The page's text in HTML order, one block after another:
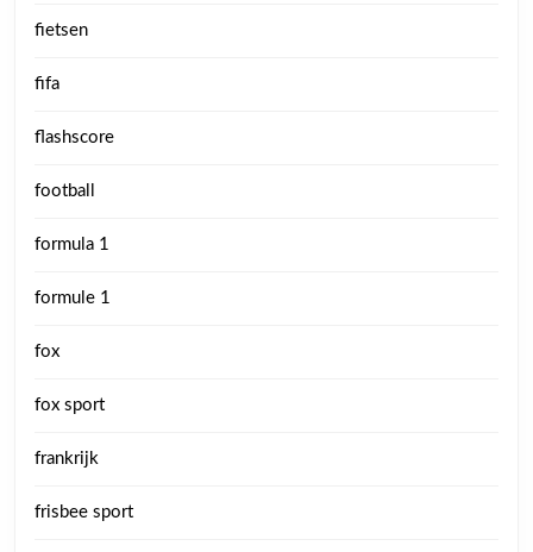
fietsen
fifa
flashscore
football
formula 1
formule 1
fox
fox sport
frankrijk
frisbee sport